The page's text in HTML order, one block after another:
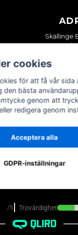
Skällinge
MITT
cookies
för att få vår sida
den bästa
genom att
redigera genom
Acceptera alla
GDPR-inställningar